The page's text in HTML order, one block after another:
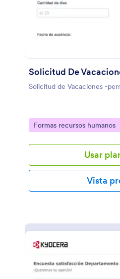
Solicitud De
Solicitud de Vacaciones -
Go to Category:
Formas recursos humanos
Usar
Vista